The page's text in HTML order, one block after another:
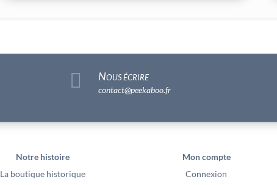
 Nous écrire
contact@peekaboo.fr
Notre histoire
La boutique historique
Mon compte
Connexion